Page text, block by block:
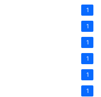
1
1
1
1
1
1